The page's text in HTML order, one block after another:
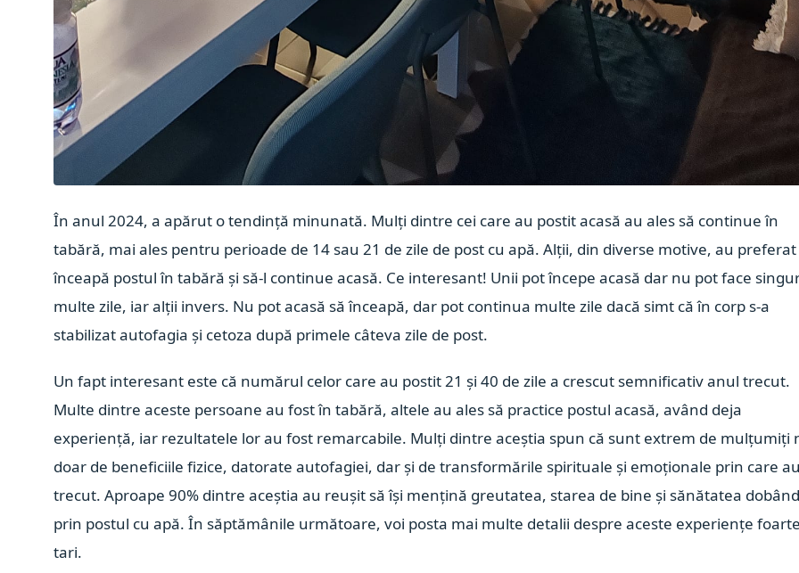
În anul 2024, a apărut o tendință minunată. Mulți dintre cei care au postit acasă au ales să continue în
tabără, mai ales pentru perioade de 14 sau 21 de zile de post cu apă. Alții, din diverse motive, au preferat
înceapă postul în tabără și să-l continue acasă. Ce interesant! Unii pot începe acasă dar nu pot face
multe zile, iar alții invers. Nu pot acasă să înceapă, dar pot continua multe zile dacă simt că în corp s-a
stabilizat autofagia și cetoza după primele câteva zile de post.
Un fapt interesant este că numărul celor care au postit 21 și 40 de zile a crescut semnificativ anul trecut.
Multe dintre aceste persoane au fost în tabără, altele au ales să practice postul acasă, având deja
experiență, iar rezultatele lor au fost remarcabile. Mulți dintre aceștia spun că sunt extrem de mulțumiți
doar de beneficiile fizice, datorate autofagiei, dar și de transformările spirituale și emoționale prin care
trecut. Aproape 90% dintre aceștia au reușit să își mențină greutatea, starea de bine și sănătatea
prin postul cu apă. În săptămânile următoare, voi posta mai multe detalii despre aceste experiențe
tari.